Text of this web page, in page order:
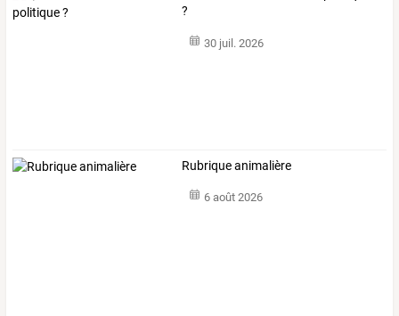
?
30 juil. 2026
Rubrique animalière
6 août 2026